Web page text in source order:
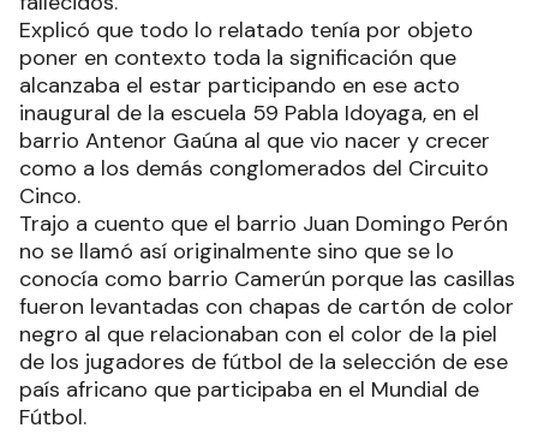
Explicó que todo lo relatado tenía por objeto
poner en contexto toda la significación que
alcanzaba el estar participando en ese acto
inaugural de la escuela 59 Pabla Idoyaga, en el
barrio Antenor Gaúna al que vio nacer y crecer
como a los demás conglomerados del Circuito
Cinco.
Trajo a cuento que el barrio Juan Domingo Perón
no se llamó así originalmente sino que se lo
conocía como barrio Camerún porque las casillas
fueron levantadas con chapas de cartón de color
negro al que relacionaban con el color de la piel
de los jugadores de fútbol de la selección de ese
país africano que participaba en el Mundial de
Fútbol.